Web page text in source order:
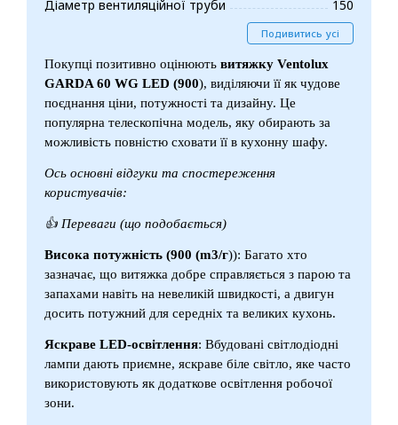
Діаметр вентиляційної труби
150
Подивитись усі
Покупці позитивно оцінюють витяжку Ventolux
GARDA 60 WG LED (900), виділяючи її як чудове
поєднання ціни, потужності та дизайну. Це
популярна телескопічна модель, яку обирають за
можливість повністю сховати її в кухонну шафу.
Ось основні відгуки та спостереження
користувачів:
👍 Переваги (що подобається)
Висока потужність (900 (m3/г)): Багато хто
зазначає, що витяжка добре справляється з парою та
запахами навіть на невеликій швидкості, а двигун
досить потужний для середніх та великих кухонь.
Яскраве LED-освітлення: Вбудовані світлодіодні
лампи дають приємне, яскраве біле світло, яке часто
використовують як додаткове освітлення робочої
зони.